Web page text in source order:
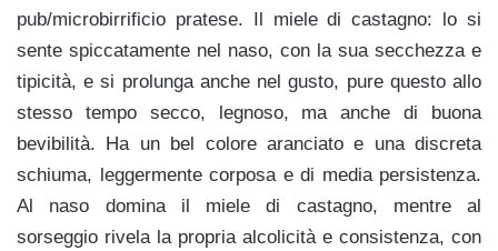
pub/microbirrificio pratese. Il miele di castagno: lo si
sente spiccatamente nel naso, con la sua secchezza e
tipicità, e si prolunga anche nel gusto, pure questo allo
stesso tempo secco, legnoso, ma anche di buona
bevibilità. Ha un bel colore aranciato e una discreta
schiuma, leggermente corposa e di media persistenza.
Al naso domina il miele di castagno, mentre al
sorseggio rivela la propria alcolicità e consistenza, con